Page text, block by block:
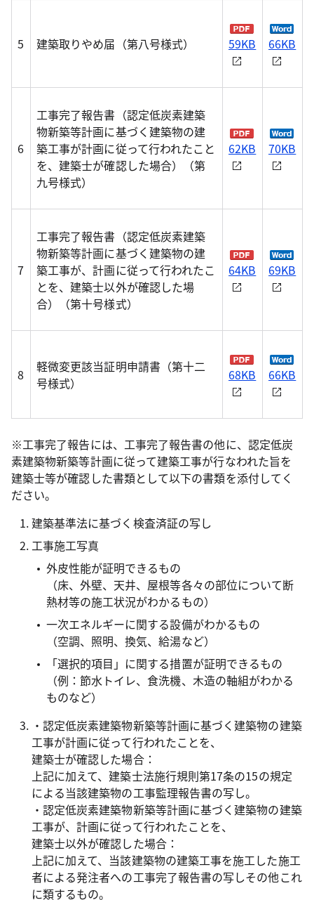
5 建築取りやめ届（第八号様式） 59KB 66KB
6
工事完了報告書（認定低炭素建築
物新築等計画に基づく建築物の建
築工事が計画に従って行われたこと
を、建築士が確認した場合）（第
九号様式）
62KB 70KB
7
工事完了報告書（認定低炭素建築
物新築等計画に基づく建築物の建
築工事が、計画に従って行われたこ
とを、建築士以外が確認した場
合）（第十号様式）
64KB 69KB
8
軽微変更該当証明申請書（第十二
号様式）
68KB 66KB
※工事完了報告には、工事完了報告書の他に、認定低炭
素建築物新築等計画に従って建築工事が行なわれた旨を
建築士等が確認した書類として以下の書類を添付してく
ださい。
建築基準法に基づく検査済証の写し
工事施工写真
外皮性能が証明できるもの
（床、外壁、天井、屋根等各々の部位について断
熱材等の施工状況がわかるもの）
一次エネルギーに関する設備がわかるもの
（空調、照明、換気、給湯など）
「選択的項目」に関する措置が証明できるもの
（例：節水トイレ、食洗機、木造の軸組がわかる
ものなど）
・認定低炭素建築物新築等計画に基づく建築物の建築
工事が計画に従って行われたことを、
建築士が確認した場合：
上記に加えて、建築士法施行規則第17条の15の規定
による当該建築物の工事監理報告書の写し。
・認定低炭素建築物新築等計画に基づく建築物の建築
工事が、計画に従って行われたことを、
建築士以外が確認した場合：
上記に加えて、当該建築物の建築工事を施工した施工
者による発注者への工事完了報告書の写しその他これ
に類するもの。